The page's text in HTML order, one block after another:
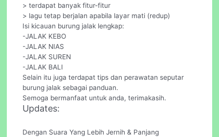
> terdapat banyak fitur-fitur
> lagu tetap berjalan apabila layar mati (redup)
Isi kicauan burung jalak lengkap:
-JALAK KEBO
-JALAK NIAS
-JALAK SUREN
-JALAK BALI
Selain itu juga terdapat tips dan perawatan seputar
burung jalak sebagai panduan.
Semoga bermanfaat untuk anda, terimakasih.
Updates:
Dengan Suara Yang Lebih Jernih & Panjang